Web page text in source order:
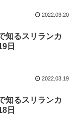
2022.03.20
知るスリランカ
日
2022.03.19
知るスリランカ
日